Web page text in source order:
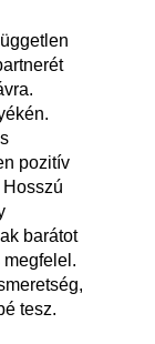
pozitív
barátot
tesz.